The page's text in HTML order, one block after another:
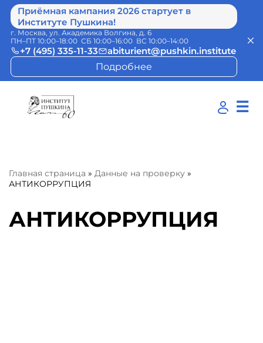
Приёмная кампания 2026 стартует в
Институте Пушкина!
г. Москва, ул. Академика Волгина, д. 6
ПН–ПТ 10:00–18:00 СБ 10:00–16:00 ВС 10:00–14:00
+7 (495) 335-11-33
abiturient@pushkin.institute
Подробнее
☰
Главная страница » Данные на проверку »
АНТИКОРРУПЦИЯ
АНТИКОРРУПЦИЯ